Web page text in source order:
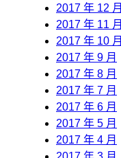
2017 年 12 月
2017 年 11 月
2017 年 10 月
2017 年 9 月
2017 年 8 月
2017 年 7 月
2017 年 6 月
2017 年 5 月
2017 年 4 月